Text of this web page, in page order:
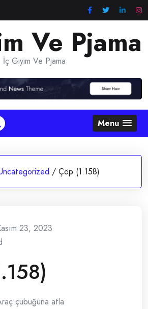
Ve Pjama
İç Giyim Ve Pjama
Menu
/ Çöp (1.158)
23, 2023
çubuğuna atla